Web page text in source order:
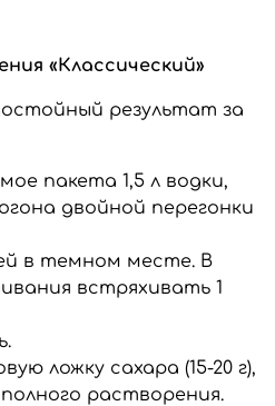
«Классический»
результат за
пакета 1,5 л водки,
двойной перегонки
в темном месте. В
встряхивать 1
ложку сахара (15-20 г),
растворения.